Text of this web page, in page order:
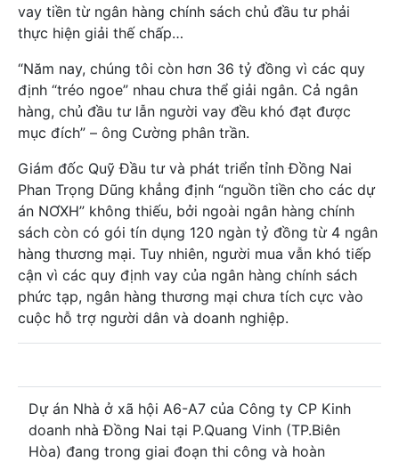
vay tiền từ ngân hàng chính sách chủ đầu tư phải
thực hiện giải thế chấp…
“Năm nay, chúng tôi còn hơn 36 tỷ đồng vì các quy
định “tréo ngoe” nhau chưa thể giải ngân. Cả ngân
hàng, chủ đầu tư lẫn người vay đều khó đạt được
mục đích” – ông Cường phân trần.
Giám đốc Quỹ Đầu tư và phát triển tỉnh Đồng Nai
Phan Trọng Dũng khẳng định “nguồn tiền cho các dự
án NƠXH” không thiếu, bởi ngoài ngân hàng chính
sách còn có gói tín dụng 120 ngàn tỷ đồng từ 4 ngân
hàng thương mại. Tuy nhiên, người mua vẫn khó tiếp
cận vì các quy định vay của ngân hàng chính sách
phức tạp, ngân hàng thương mại chưa tích cực vào
cuộc hỗ trợ người dân và doanh nghiệp.
Dự án Nhà ở xã hội A6-A7 của Công ty CP Kinh
doanh nhà Đồng Nai tại P.Quang Vinh (TP.Biên
Hòa) đang trong giai đoạn thi công và hoàn